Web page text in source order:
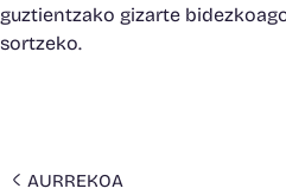
guztientzako gizarte
sortzeko.
AURREKOA